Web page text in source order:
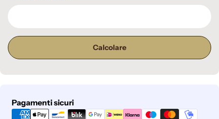
Calcolare
Pagamenti sicuri
Metodi
di